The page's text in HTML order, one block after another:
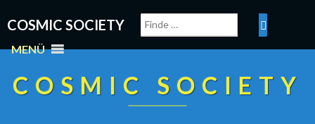
COSMIC SOCIETY
MENÜ
COSMIC SOCIETY